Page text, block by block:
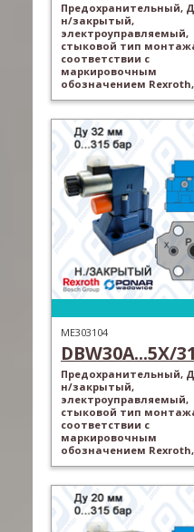
Предохранительный,
н/закрытый,
электроуправляемый,
стыковой тип
соответствии с
маркировочным
обозначением
ME303104
DBW30A...5X/
Предохранительный,
н/закрытый,
электроуправляемый,
стыковой тип
соответствии с
маркировочным
обозначением